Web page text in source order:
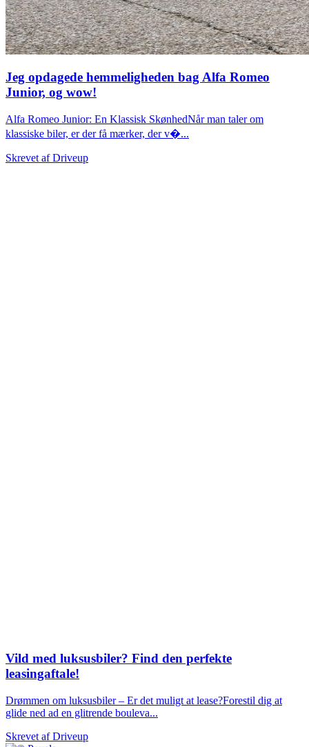
Jeg opdagede hemmeligheden bag Alfa Romeo
Junior, og wow!
Alfa Romeo Junior: En Klassisk SkønhedNår man taler om
klassiske biler, er der få mærker, der v�...
Skrevet afDriveup
Vild med luksusbiler? Find den perfekte
leasingaftale!
Drømmen om luksusbiler – Er det muligt at lease?Forestil dig at
glide ned ad en glitrende bouleva...
Skrevet afDriveup